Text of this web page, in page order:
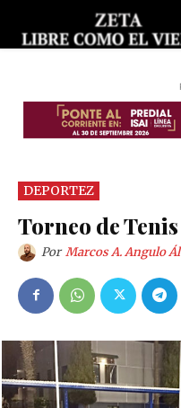
DEPORTEZ
Torneo de
Por Marcos A. Angulo